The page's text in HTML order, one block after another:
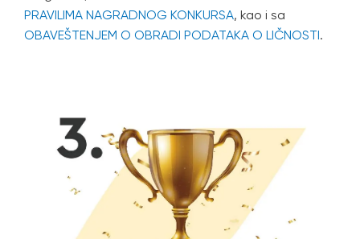
PRAVILIMA NAGRADNOG KONKURSA, kao i sa
OBAVEŠTENJEM O OBRADI PODATAKA O LIČNOSTI.